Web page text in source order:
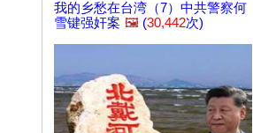
我的乡愁在台湾（7）中共警察何
雪键强奸案 🖼️ (30,442次)